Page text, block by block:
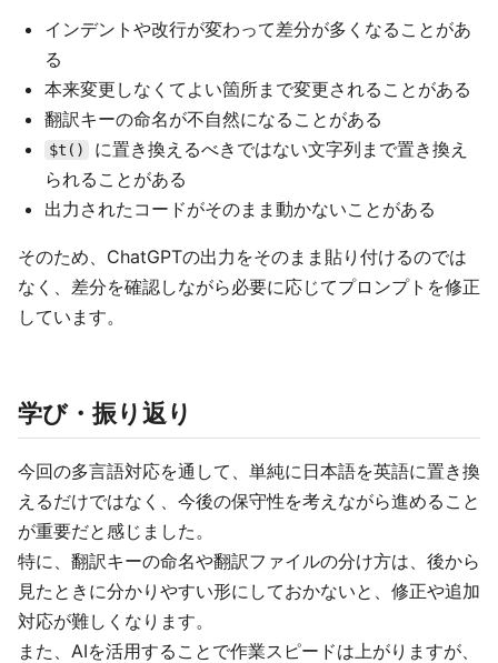
インデントや改行が変わって差分が多くなることがあ
る
本来変更しなくてよい箇所まで変更されることがある
翻訳キーの命名が不自然になることがある
$t()
に置き換えるべきではない文字列まで置き換え
られることがある
出力されたコードがそのまま動かないことがある
そのため、ChatGPTの出力をそのまま貼り付けるのでは
なく、差分を確認しながら必要に応じてプロンプトを修正
しています。
学び・振り返り
今回の多言語対応を通して、単純に日本語を英語に置き換
えるだけではなく、今後の保守性を考えながら進めること
が重要だと感じました。
特に、翻訳キーの命名や翻訳ファイルの分け方は、後から
見たときに分かりやすい形にしておかないと、修正や追加
対応が難しくなります。
また、AIを活用することで作業スピードは上がりますが、